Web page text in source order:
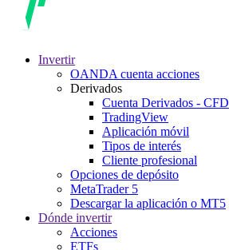
Invertir
OANDA cuenta acciones
Derivados
Cuenta Derivados - CFD
TradingView
Aplicación móvil
Tipos de interés
Cliente profesional
Opciones de depósito
MetaTrader 5
Descargar la aplicación o MT5
Dónde invertir
Acciones
ETFs